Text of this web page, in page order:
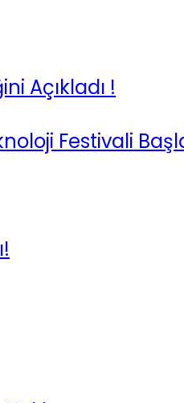
Açıkladı !
Festivali